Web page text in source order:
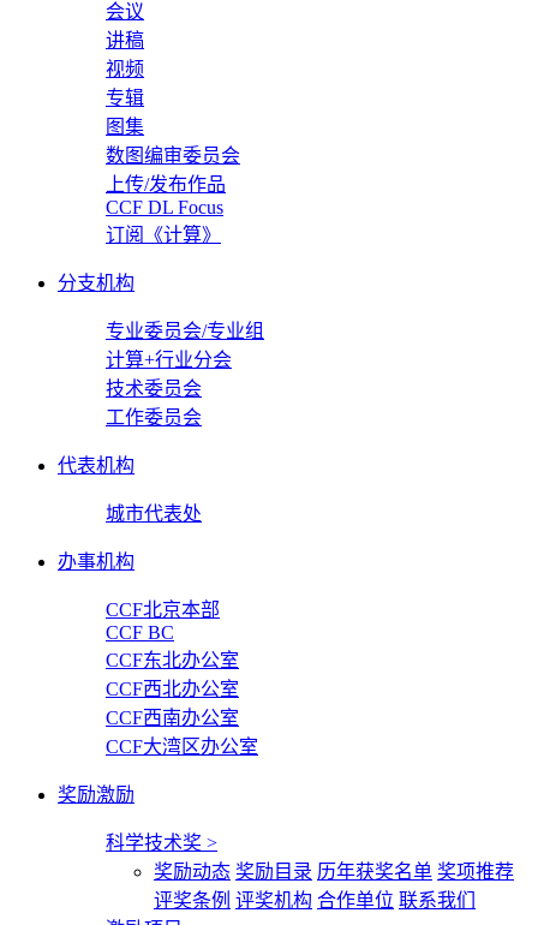
会议
讲稿
视频
专辑
图集
数图编审委员会
上传/发布作品
CCF DL Focus
订阅《计算》
分支机构
专业委员会/专业组
计算+行业分会
技术委员会
工作委员会
代表机构
城市代表处
办事机构
CCF北京本部
CCF BC
CCF东北办公室
CCF西北办公室
CCF西南办公室
CCF大湾区办公室
奖励激励
科学技术奖 >
奖励动态 奖励目录 历年获奖名单 奖项推荐
评奖条例 评奖机构 合作单位 联系我们